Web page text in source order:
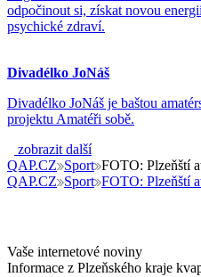
odpočinout si, získat novou
psychické zdraví.
Divadélko JoNáš
Divadélko JoNáš je baštou
projektu Amatéři sobě.
zobrazit další
QAP.CZ Sport FOTO: Plzeňští
QAP.CZ Sport FOTO: Plzeňští
Vaše internetové noviny
Informace z Plzeňského kraje